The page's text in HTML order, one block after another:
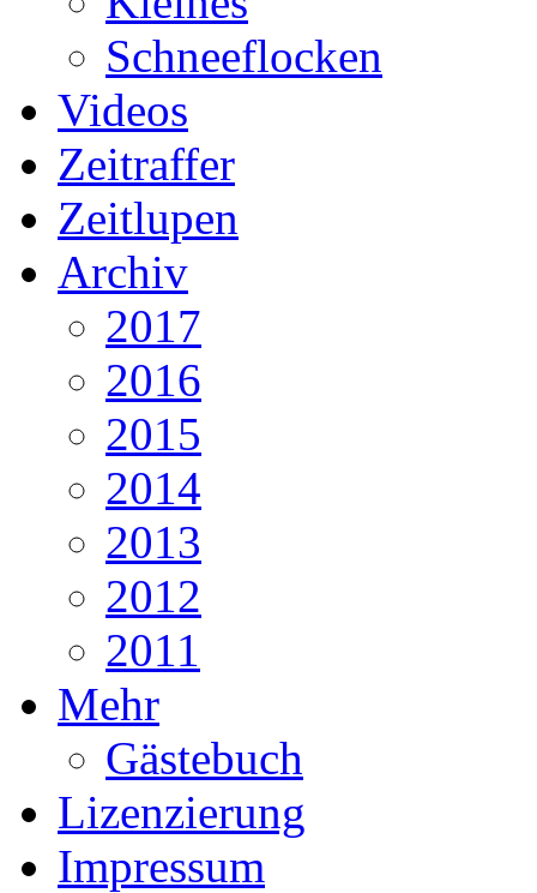
Schneeflocken
Videos
Zeitraffer
Zeitlupen
Archiv
2017
2016
2015
2014
2013
2012
2011
Mehr
Gästebuch
Lizenzierung
Impressum